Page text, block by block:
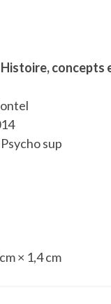
concepts
sup
× 1,4 cm